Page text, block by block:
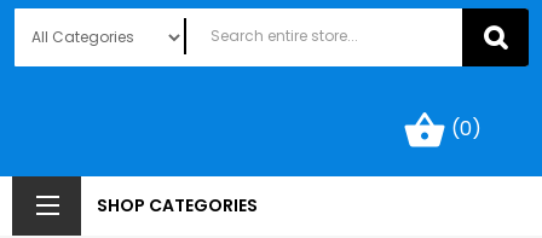
shopping_basket (0)
SHOP CATEGORIES